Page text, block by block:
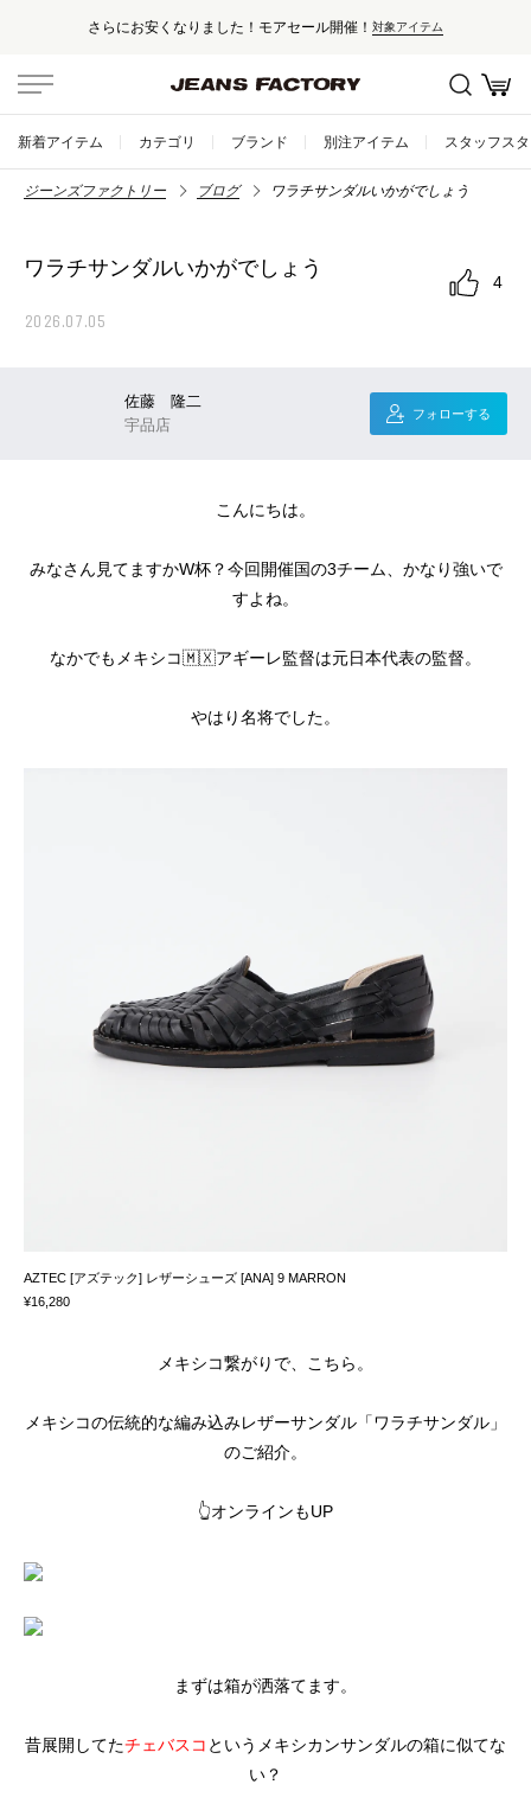
さらにお安くなりました！モアセール開催！ 対象アイテム
新着アイテム カテゴリ ブランド 別注アイテム スタッフス
ジーンズファクトリー ブログ ワラチサンダルいかがでしょう
ワラチサンダルいかがでしょう
2026.07.05
4
佐藤 隆二
宇品店
フォローする
こんにちは。
みなさん見てますかW杯？今回開催国の3チーム、かなり強いで
すよね。
なかでもメキシコ🇲🇽アギーレ監督は元日本代表の監督。
やはり名将でした。
AZTEC [アズテック] レザーシューズ [ANA] 9 MARRON
¥16,280
メキシコ繋がりで、こちら。
メキシコの伝統的な編み込みレザーサンダル「ワラチサンダル」
のご紹介。
👆オンラインもUP
まずは箱が洒落てます。
昔展開してたチェバスコ というメキシカンサンダルの箱に似てな
い？